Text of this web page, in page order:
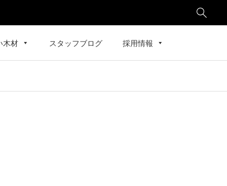
木材 スタッフブログ 採用情報
